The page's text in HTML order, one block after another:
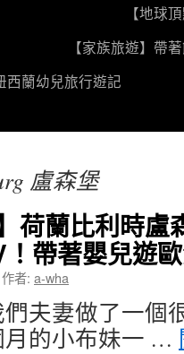
【地球
【家族旅遊】帶
西蘭幼兒旅行遊記
盧森堡
荷蘭比利時
帶著嬰兒遊
作者: a-wha
夫妻做了一個
月的小布妹一 …